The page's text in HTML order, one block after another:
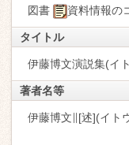
図書 資料情報の
タイトル
伊藤博文演説集(イ
著者名等
伊藤博文∥[述](イト